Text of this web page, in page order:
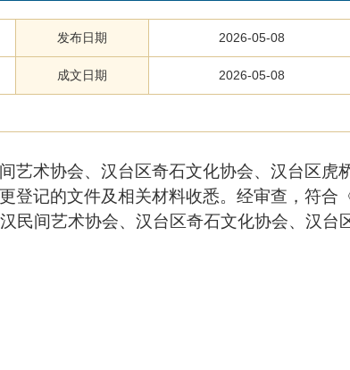
发布日期 2026-05-08
成文日期 2026-05-08
艺术协会、汉台区奇石文化协会、汉台区虎
登记的文件及相关材料收悉。经审查，符合
民间艺术协会、汉台区奇石文化协会、汉台